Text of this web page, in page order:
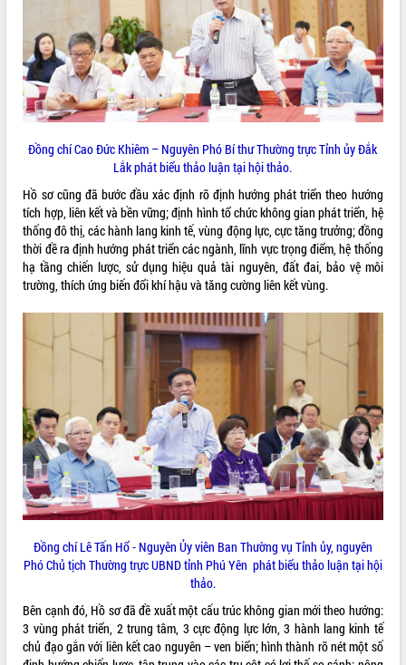
Thường trực HĐND tỉnh Đắk Lắk gặp
mặt Đoàn chuyên gia y tế TP. Hồ Chí
Minh
Lễ truy điệu và an táng hài cốt liệt sĩ
tại Nghĩa trang Liệt sĩ xã Sơn Hòa
Bàn giải pháp tháo gỡ khó khăn trong
xuất khẩu sầu riêng và triển khai quy
định EUDR
Thứ trưởng Bộ Nông nghiệp và Môi
trường Nguyễn Hoàng Hiệp khảo sát
vùng trồng và doanh nghiệp đóng gói
sầu riêng tại Đắk Lắk
Trình diễn nghệ thuật chế biến các
món ăn từ sầu riêng
Đắk Lắk công bố Quy hoạch và xúc
Ngành cá ngừ Đắk Lắk chủ động thích
ứng để giữ vững thị trường xuất khẩu
Diễn đàn Kinh tế tư nhân Việt Nam đột
Đề án 06 tạo bước ngoặt đột phá trong
cải cách hành chính tỉnh Đắk Lắk
Kết nối tour, đẩy mạnh chuyển đổi số
để phát triển du lịch Đắk Lắk
Khởi động Dự án Đầu tư xây dựng hạ
tầng kỹ thuật Cụm công nghiệp Tân
Gặp mặt các cơ quan báo chí nhân Kỷ
niệm 101 năm Ngày Báo chí Cách
Đắk Lắk sơ kết 4 năm triển khai thực
hiện Đề án 06 của Chính phủ
Họp báo thông tin về Hội nghị Công bố
THỐNG KÊ TRUY CẬP
Hôm nay:
25667
Tất cả: 66038407
Đồng chí Cao Đức Khiêm – Nguyên Phó Bí thư Thường trực Tỉnh ủy Đắk
Lắk phát biểu thảo luận tại hội thảo.
Hồ sơ cũng đã bước đầu xác định rõ định hướng phát triển theo hướng
tích hợp, liên kết và bền vững; định hình tổ chức không gian phát triển, hệ
thống đô thị, các hành lang kinh tế, vùng động lực, cực tăng trưởng; đồng
thời đề ra định hướng phát triển các ngành, lĩnh vực trọng điểm, hệ thống
hạ tầng chiến lược, sử dụng hiệu quả tài nguyên, đất đai, bảo vệ môi
trường, thích ứng biến đổi khí hậu và tăng cường liên kết vùng.
Đồng chí Lê Tấn Hổ - Nguyên Ủy viên Ban Thường vụ Tỉnh ủy, nguyên
Phó Chủ tịch Thường trực UBND tỉnh Phú Yên phát biểu thảo luận tại hội
thảo.
Bên cạnh đó, Hồ sơ đã đề xuất một cấu trúc không gian mới theo hướng:
3 vùng phát triển, 2 trung tâm, 3 cực động lực lớn, 3 hành lang kinh tế
chủ đạo gắn với liên kết cao nguyên – ven biển; hình thành rõ nét một số